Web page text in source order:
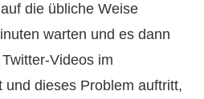
die übliche Weise
warten und es dann
Videos im
dieses Problem auftritt,